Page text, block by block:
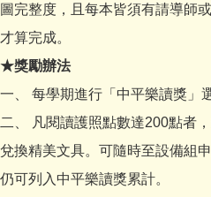
圖完整度，且每本皆須有請導師
才算完成。
★獎勵辦法
一、 每學期進行「中平樂讀獎」
二、 凡閱讀護照點數達200點者
兌換精美文具。可隨時至設備組
仍可列入中平樂讀獎累計。